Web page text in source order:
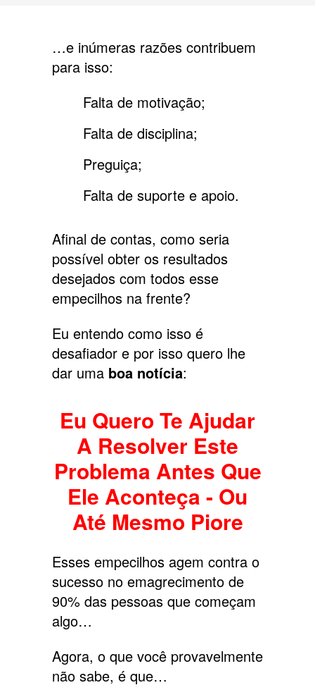
…e inúmeras razões contribuem
para isso:
Falta de motivação;
Falta de disciplina;
Preguiça;
Falta de suporte e apoio.
Afinal de contas, como seria
possível obter os resultados
desejados com todos esse
empecilhos na frente?
Eu entendo como isso é
desafiador e por isso quero lhe
dar uma boa notícia:
Eu Quero Te Ajudar
A Resolver Este
Problema Antes Que
Ele Aconteça - Ou
Até Mesmo Piore
Esses empecilhos agem contra o
sucesso no emagrecimento de
90% das pessoas que começam
algo…
Agora, o que você provavelmente
não sabe, é que…